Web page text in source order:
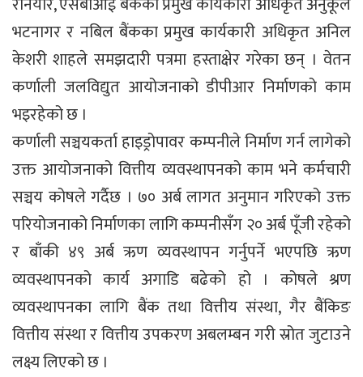
भटनागर र नबिल बैंकका प्रमुख कार्यकारी अधिकृत अनिल
केशरी शाहले समझदारी पत्रमा हस्ताक्षेर गरेका छन् । वेतन
कर्णाली जलविद्युत आयोजनाको डीपीआर निर्माणको काम
भइरहेको छ ।
कर्णाली सञ्चयकर्ता हाइड्रोपावर कम्पनीले निर्माण गर्न लागेको
उक्त आयोजनाको वित्तीय व्यवस्थापनको काम भने कर्मचारी
सञ्चय कोषले गर्दैछ । ७० अर्ब लागत अनुमान गरिएको उक्त
परियोजनाको निर्माणका लागि कम्पनीसँग २० अर्ब पूँजी रहेको
र बाँकी ४९ अर्ब ऋण व्यवस्थापन गर्नुपर्ने भएपछि ऋण
व्यवस्थापनको कार्य अगाडि बढेको हो । कोषले श्रण
व्यवस्थापनका लागि बैंक तथा वित्तीय संस्था, गैर बैंकिङ
वित्तीय संस्था र वित्तीय उपकरण अबलम्बन गरी स्रोत जुटाउने
लक्ष्य लिएको छ ।